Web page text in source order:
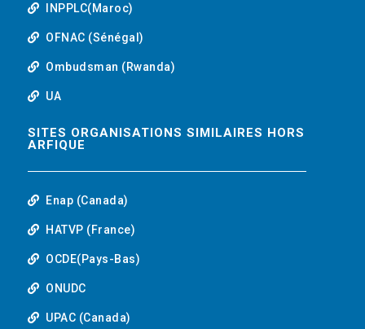
INPPLC(Maroc)
OFNAC (Sénégal)
Ombudsman (Rwanda)
UA
SITES ORGANISATIONS SIMILAIRES HORS
ARFIQUE
Enap (Canada)
HATVP (France)
OCDE(Pays-Bas)
ONUDC
UPAC (Canada)